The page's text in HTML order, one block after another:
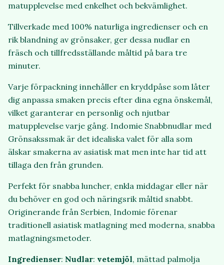
matupplevelse med enkelhet och bekvämlighet.
Tillverkade med 100% naturliga ingredienser och en
rik blandning av grönsaker, ger dessa nudlar en
fräsch och tillfredsställande måltid på bara tre
minuter.
Varje förpackning innehåller en kryddpåse som låter
dig anpassa smaken precis efter dina egna önskemål,
vilket garanterar en personlig och njutbar
matupplevelse varje gång. Indomie Snabbnudlar med
Grönsakssmak är det idealiska valet för alla som
älskar smakerna av asiatisk mat men inte har tid att
tillaga den från grunden.
Perfekt för snabba luncher, enkla middagar eller när
du behöver en god och näringsrik måltid snabbt.
Originerande från Serbien, Indomie förenar
traditionell asiatisk matlagning med moderna, snabba
matlagningsmetoder.
Ingredienser: Nudlar: vetemjöl, mättad palmolja